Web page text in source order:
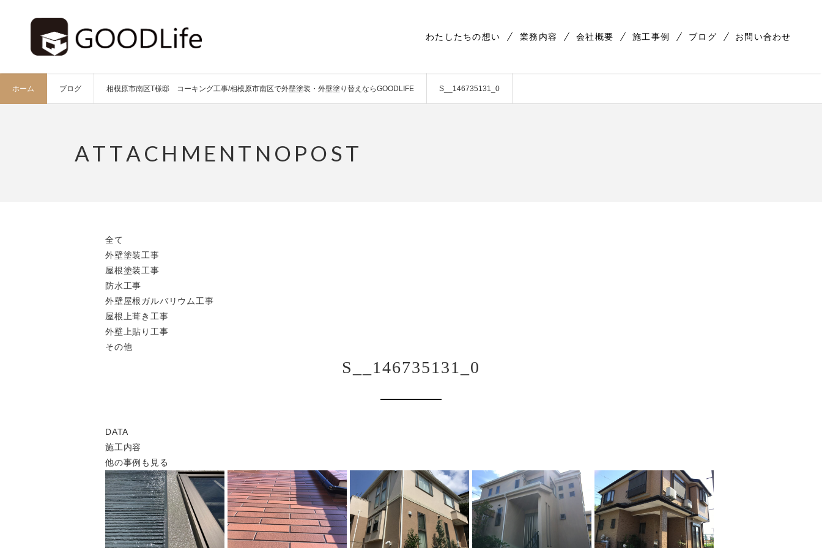
わたしたちの想い 業務内容 会社概要 施工事例 ブログ お問い合わせ
ホーム ブログ 相模原市南区T様邸 コーキング工事/相模原市南区で外壁塗装・外壁塗り替えならGOODLIFE S__146735131_0
全て
外壁塗装工事
屋根塗装工事
防水工事
外壁屋根ガルバリウム工事
屋根上葺き工事
外壁上貼り工事
その他
S__146735131_0
DATA
施工内容
他の事例も見る